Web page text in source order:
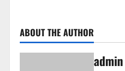
ABOUT THE AUTHOR
admin